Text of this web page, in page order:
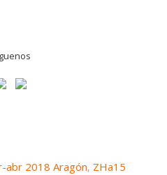
abr 2018 Aragón, ZHa15